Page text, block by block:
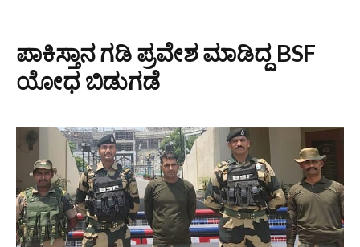
ಪಾಕಿಸ್ತಾನ ಗಡಿ ಪ್ರವೇಶ ಮಾಡಿದ್ದ BSF
ಯೋಧ ಬಿಡುಗಡೆ